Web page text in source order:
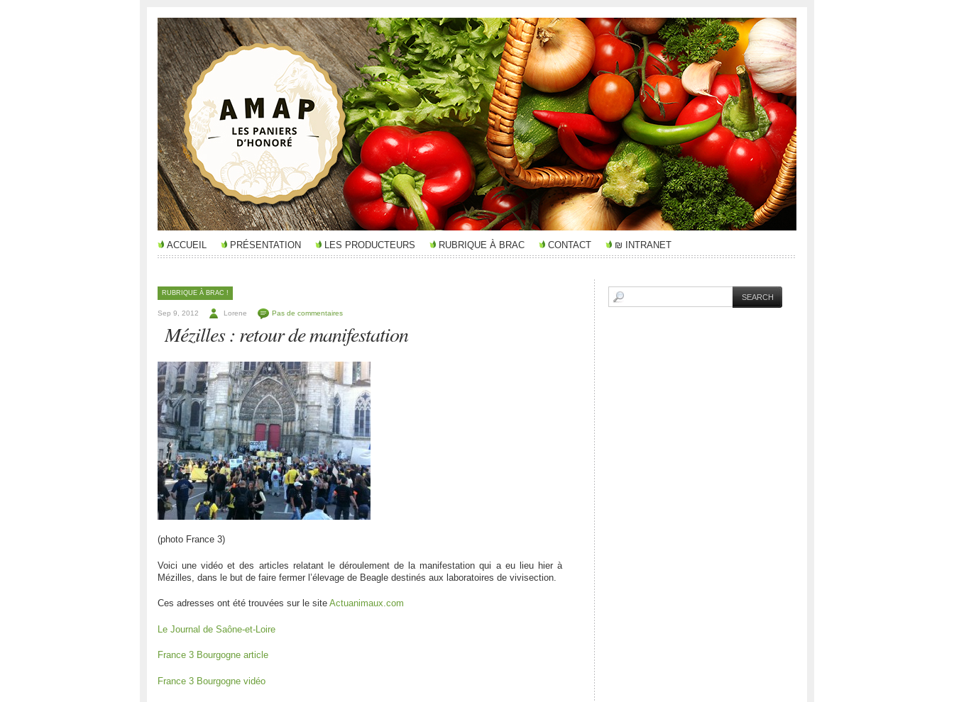
ACCUEIL PRÉSENTATION LES PRODUCTEURS RUBRIQUE À BRAC CONTACT ₪ INTRANET
RUBRIQUE À BRAC !
Sep 9, 2012 Lorene Pas de commentaires
Mézilles : retour de manifestation
(photo France 3)
Voici une vidéo et des articles relatant le déroulement de la manifestation qui a eu lieu hier à
Mézilles, dans le but de faire fermer l’élevage de Beagle destinés aux laboratoires de vivisection.
Ces adresses ont été trouvées sur le site Actuanimaux.com
Le Journal de Saône-et-Loire
France 3 Bourgogne article
France 3 Bourgogne vidéo